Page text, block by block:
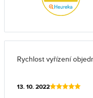
Rychlost vyřízení
13. 10. 2022